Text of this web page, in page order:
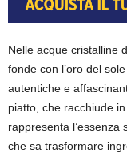
Nelle acque cristalline
fonde con l’oro del
autentiche e
piatto, che racchiude
rappresenta l’essenza
che sa trasformare